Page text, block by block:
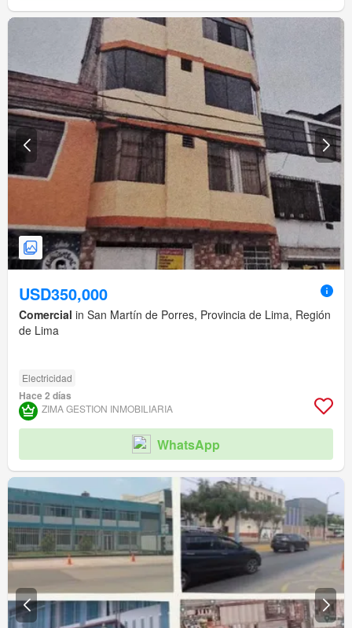
USD350,000
Comercial in San Martín de Porres, Provincia de Lima, Región
de Lima
Electricidad
Hace 2 días
ZIMA GESTION INMOBILIARIA
WhatsApp